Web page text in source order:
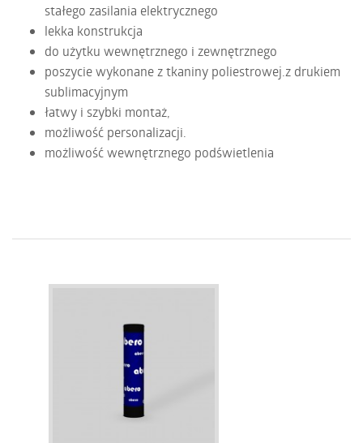
stałego zasilania elektrycznego
lekka konstrukcja
do użytku wewnętrznego i zewnętrznego
poszycie wykonane z tkaniny poliestrowej.z drukiem
sublimacyjnym
łatwy i szybki montaż,
możliwość personalizacji.
możliwość wewnętrznego podświetlenia